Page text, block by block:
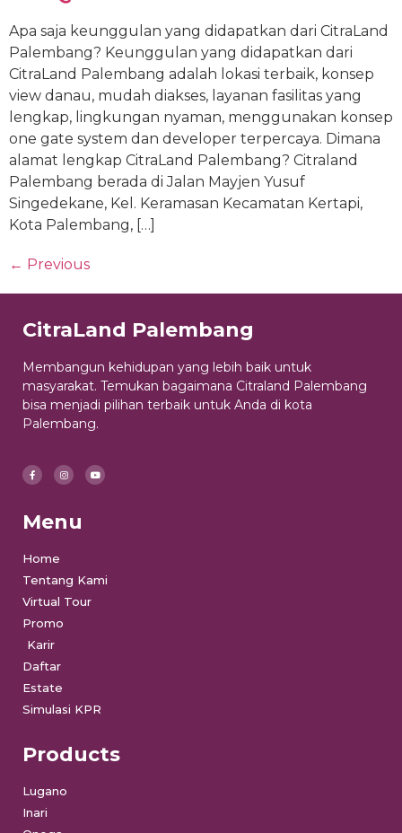
Apa saja keunggulan yang didapatkan dari CitraLand
Palembang? Keunggulan yang didapatkan dari
CitraLand Palembang adalah lokasi terbaik, konsep
view danau, mudah diakses, layanan fasilitas yang
lengkap, lingkungan nyaman, menggunakan konsep
one gate system dan developer terpercaya. Dimana
alamat lengkap CitraLand Palembang? Citraland
Palembang berada di Jalan Mayjen Yusuf
Singedekane, Kel. Keramasan Kecamatan Kertapi,
Kota Palembang, […]
← Previous
CitraLand Palembang
Membangun kehidupan yang lebih baik untuk
masyarakat. Temukan bagaimana Citraland Palembang
bisa menjadi pilihan terbaik untuk Anda di kota
Palembang.
Menu
Home
Tentang Kami
Virtual Tour
Promo
Karir
Daftar
Estate
Simulasi KPR
Products
Lugano
Inari